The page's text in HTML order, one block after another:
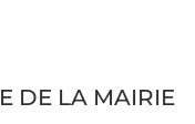
DE LA MAIRIE